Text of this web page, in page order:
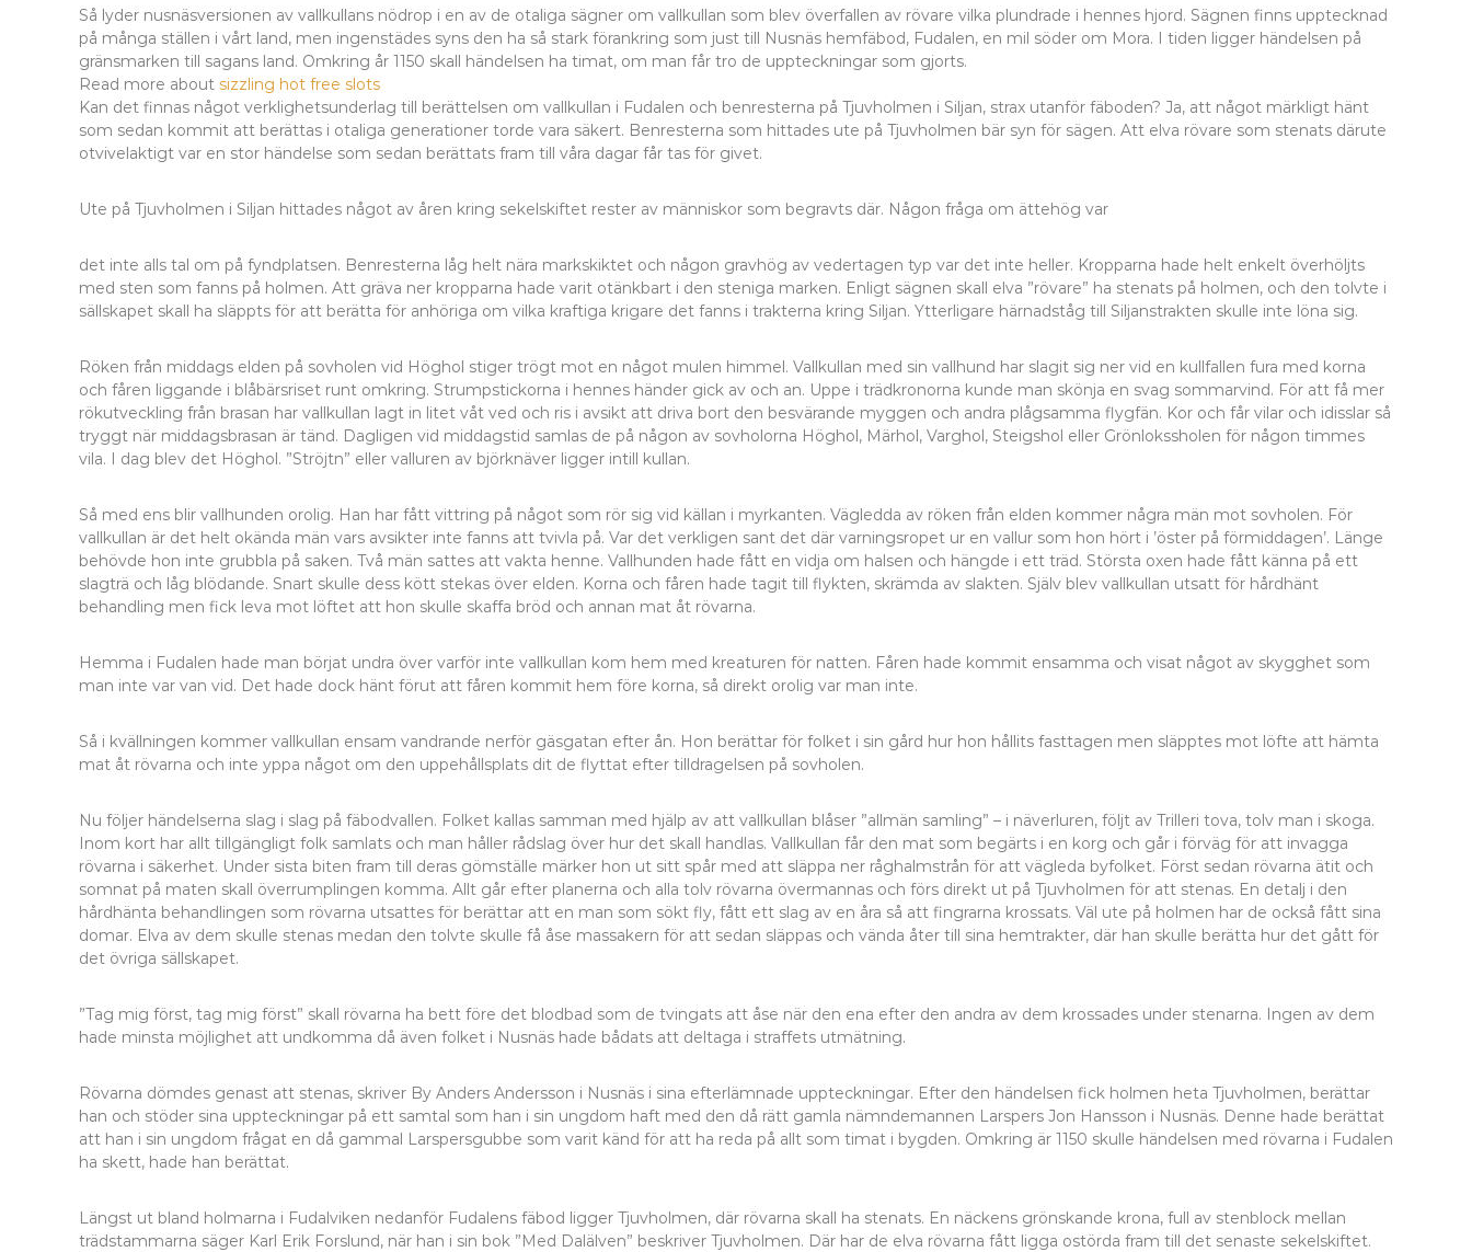
Så lyder nusnäsversionen av vallkullans nödrop i en av de otaliga sägner om vallkullan som blev överfallen av rövare vilka plundrade i hennes hjord. Sägnen finns upptecknad
på många ställen i vårt land, men ingenstädes syns den ha så stark förankring som just till Nusnäs hemfäbod, Fudalen, en mil söder om Mora. I tiden ligger händelsen på
gränsmarken till sagans land. Omkring år 1150 skall händelsen ha timat, om man får tro de uppteckningar som gjorts.
Read more about sizzling hot free slots
Kan det finnas något verklighetsunderlag till berättelsen om vallkullan i Fudalen och benresterna på Tjuvholmen i Siljan, strax utanför fäboden? Ja, att något märkligt hänt
som sedan kommit att berättas i otaliga generationer torde vara säkert. Benresterna som hittades ute på Tjuvholmen bär syn för sägen. Att elva rövare som stenats därute
otvivelaktigt var en stor händelse som sedan berättats fram till våra dagar får tas för givet.
Ute på Tjuvholmen i Siljan hittades något av åren kring sekelskiftet rester av människor som begravts där. Någon fråga om ättehög var
det inte alls tal om på fyndplatsen. Benresterna låg helt nära markskiktet och någon gravhög av vedertagen typ var det inte heller. Kropparna hade helt enkelt överhöljts
med sten som fanns på holmen. Att gräva ner kropparna hade varit otänkbart i den steniga marken. Enligt sägnen skall elva ”rövare” ha stenats på holmen, och den tolvte i
sällskapet skall ha släppts för att berätta för anhöriga om vilka kraftiga krigare det fanns i trakterna kring Siljan. Ytterligare härnadståg till Siljanstrakten skulle inte löna sig.
Röken från middags elden på sovholen vid Höghol stiger trögt mot en något mulen himmel. Vallkullan med sin vallhund har slagit sig ner vid en kullfallen fura med korna
och fåren liggande i blåbärsriset runt omkring. Strumpstickorna i hennes händer gick av och an. Uppe i trädkronorna kunde man skönja en svag sommarvind. För att få mer
rökutveckling från brasan har vallkullan lagt in litet våt ved och ris i avsikt att driva bort den besvärande myggen och andra plågsamma flygfän. Kor och får vilar och idisslar så
tryggt när middagsbrasan är tänd. Dagligen vid middagstid samlas de på någon av sovholorna Höghol, Märhol, Varghol, Steigshol eller Grönlokssholen för någon timmes
vila. I dag blev det Höghol. ”Ströjtn” eller valluren av björknäver ligger intill kullan.
Så med ens blir vallhunden orolig. Han har fått vittring på något som rör sig vid källan i myrkanten. Vägledda av röken från elden kommer några män mot sovholen. För
vallkullan är det helt okända män vars avsikter inte fanns att tvivla på. Var det verkligen sant det där varningsropet ur en vallur som hon hört i ’öster på förmiddagen’. Länge
behövde hon inte grubbla på saken. Två män sattes att vakta henne. Vallhunden hade fått en vidja om halsen och hängde i ett träd. Största oxen hade fått känna på ett
slagträ och låg blödande. Snart skulle dess kött stekas över elden. Korna och fåren hade tagit till flykten, skrämda av slakten. Själv blev vallkullan utsatt för hårdhänt
behandling men fick leva mot löftet att hon skulle skaffa bröd och annan mat åt rövarna.
Hemma i Fudalen hade man börjat undra över varför inte vallkullan kom hem med kreaturen för natten. Fåren hade kommit ensamma och visat något av skygghet som
man inte var van vid. Det hade dock hänt förut att fåren kommit hem före korna, så direkt orolig var man inte.
Så i kvällningen kommer vallkullan ensam vandrande nerför gäsgatan efter ån. Hon berättar för folket i sin gård hur hon hållits fasttagen men släpptes mot löfte att hämta
mat åt rövarna och inte yppa något om den uppehållsplats dit de flyttat efter tilldragelsen på sovholen.
Nu följer händelserna slag i slag på fäbodvallen. Folket kallas samman med hjälp av att vallkullan blåser ”allmän samling” – i näverluren, följt av Trilleri tova, tolv man i skoga.
Inom kort har allt tillgängligt folk samlats och man håller rådslag över hur det skall handlas. Vallkullan får den mat som begärts i en korg och går i förväg för att invagga
rövarna i säkerhet. Under sista biten fram till deras gömställe märker hon ut sitt spår med att släppa ner råghalmstrån för att vägleda byfolket. Först sedan rövarna ätit och
somnat på maten skall överrumplingen komma. Allt går efter planerna och alla tolv rövarna övermannas och förs direkt ut på Tjuvholmen för att stenas. En detalj i den
hårdhänta behandlingen som rövarna utsattes för berättar att en man som sökt fly, fått ett slag av en åra så att fingrarna krossats. Väl ute på holmen har de också fått sina
domar. Elva av dem skulle stenas medan den tolvte skulle få åse massakern för att sedan släppas och vända åter till sina hemtrakter, där han skulle berätta hur det gått för
det övriga sällskapet.
”Tag mig först, tag mig först” skall rövarna ha bett före det blodbad som de tvingats att åse när den ena efter den andra av dem krossades under stenarna. Ingen av dem
hade minsta möjlighet att undkomma då även folket i Nusnäs hade bådats att deltaga i straffets utmätning.
Rövarna dömdes genast att stenas, skriver By Anders Andersson i Nusnäs i sina efterlämnade uppteckningar. Efter den händelsen fick holmen heta Tjuvholmen, berättar
han och stöder sina uppteckningar på ett samtal som han i sin ungdom haft med den då rätt gamla nämndemannen Larspers Jon Hansson i Nusnäs. Denne hade berättat
att han i sin ungdom frågat en då gammal Larspersgubbe som varit känd för att ha reda på allt som timat i bygden. Omkring är 1150 skulle händelsen med rövarna i Fudalen
ha skett, hade han berättat.
Längst ut bland holmarna i Fudalviken nedanför Fudalens fäbod ligger Tjuvholmen, där rövarna skall ha stenats. En näckens grönskande krona, full av stenblock mellan
trädstammarna säger Karl Erik Forslund, när han i sin bok ”Med Dalälven” beskriver Tjuvholmen. Där har de elva rövarna fått ligga ostörda fram till det senaste sekelskiftet.